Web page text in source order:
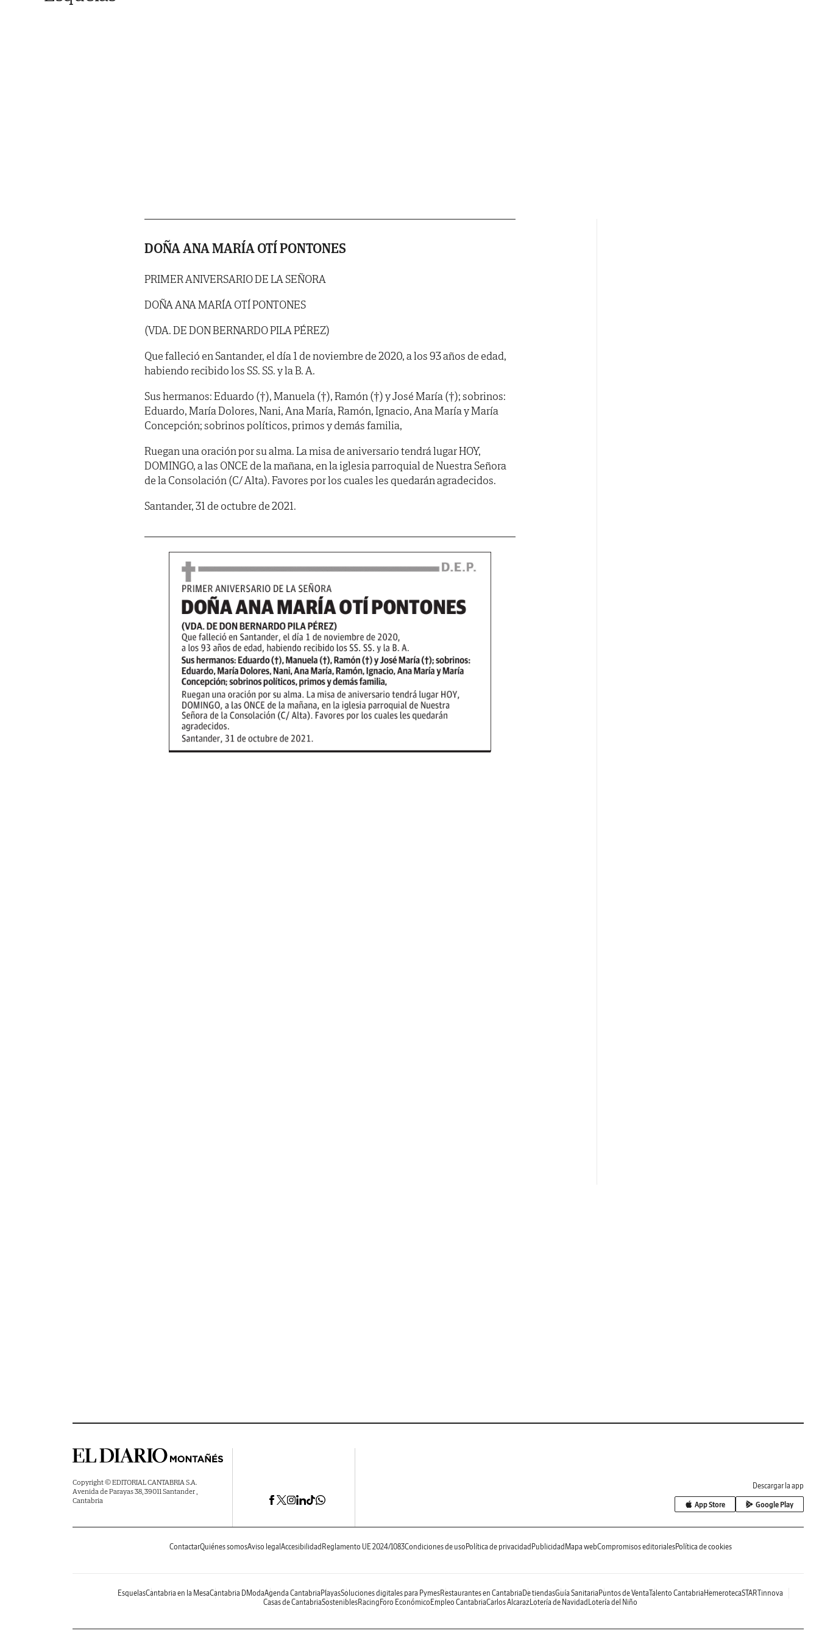
DOÑA ANA MARÍA OTÍ PONTONES
PRIMER ANIVERSARIO DE LA SEÑORA
DOÑA ANA MARÍA OTÍ PONTONES
(VDA. DE DON BERNARDO PILA PÉREZ)
Que falleció en Santander, el día 1 de noviembre de 2020, a los 93 años de edad,
habiendo recibido los SS. SS. y la B. A.
Sus hermanos: Eduardo (†), Manuela (†), Ramón (†) y José María (†); sobrinos:
Eduardo, María Dolores, Nani, Ana María, Ramón, Ignacio, Ana María y María
Concepción; sobrinos políticos, primos y demás familia,
Ruegan una oración por su alma. La misa de aniversario tendrá lugar HOY,
DOMINGO, a las ONCE de la mañana, en la iglesia parroquial de Nuestra Señora
de la Consolación (C/ Alta). Favores por los cuales les quedarán agradecidos.
Santander, 31 de octubre de 2021.
Copyright © EDITORIAL CANTABRIA S.A.
Avenida de Parayas 38, 39011 Santander ,
Cantabria
Descargar la app
App Store Google Play
ContactarQuiénes somosAviso legal Accesibilidad Reglamento UE 2024/1083Condiciones de uso Política de privacidad Publicidad Mapa webCompromisos editorialesPolítica de cookies
EsquelasCantabria en la MesaCantabria DModaAgenda Cantabria PlayasSoluciones digitales para PymesRestaurantes en Cantabria De tiendasGuía Sanitaria Puntos de VentaTalento Cantabria HemerotecaSTARTinnova
Casas de CantabriaSosteniblesRacing Foro Económico Empleo CantabriaCarlos AlcarazLotería de Navidad Lotería del Niño